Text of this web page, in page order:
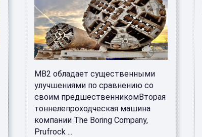
MB2 обладает существенными
улучшениями по сравнению со
своим предшественникомВторая
тоннелепроходческая машина
компании The Boring Company,
Prufrock ...